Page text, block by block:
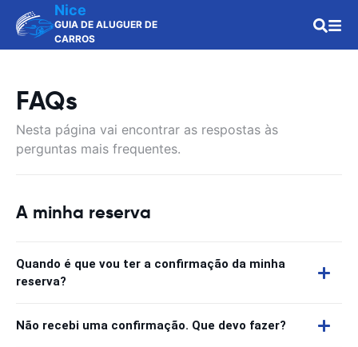
Nice
GUIA DE ALUGUER DE
CARROS
FAQs
Nesta página vai encontrar as respostas às
perguntas mais frequentes.
A minha reserva
Quando é que vou ter a confirmação da minha
reserva?
Não recebi uma confirmação. Que devo fazer?